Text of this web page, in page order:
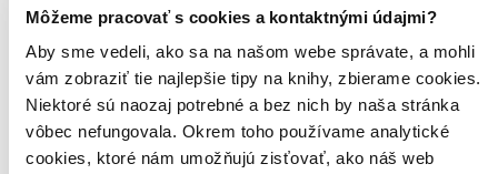
Môžeme pracovať s cookies a kontaktnými údajmi?
Aby sme vedeli, ako sa na našom webe správate, a mohli
vám zobraziť tie najlepšie tipy na knihy, zbierame cookies.
Niektoré sú naozaj potrebné a bez nich by naša stránka
vôbec nefungovala. Okrem toho používame analytické
cookies, ktoré nám umožňujú zisťovať, ako náš web
Použité filtre
Zrušiť filtre
Na tému sladké pečivo